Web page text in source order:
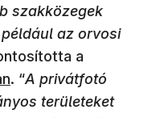
szakközegek
az orvosi
a
. “A privátfotó
területeket